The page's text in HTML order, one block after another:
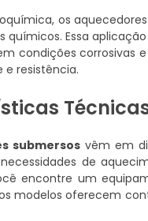
os
químicos. Essa
condições corrosivas
e resistência.
submersos vêm em
de
encontre um
modelos oferecem